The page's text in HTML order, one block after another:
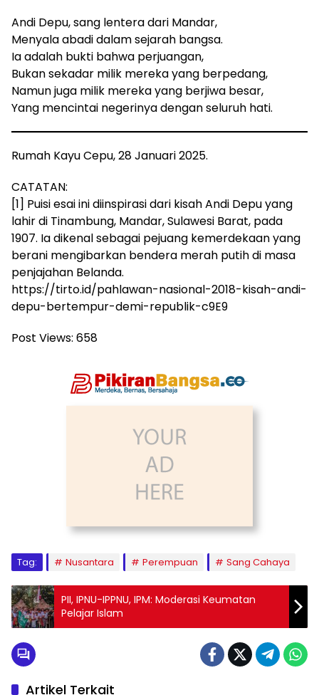
Andi Depu, sang lentera dari Mandar,
Menyala abadi dalam sejarah bangsa.
Ia adalah bukti bahwa perjuangan,
Bukan sekadar milik mereka yang berpedang,
Namun juga milik mereka yang berjiwa besar,
Yang mencintai negerinya dengan seluruh hati.
Rumah Kayu Cepu, 28 Januari 2025.
CATATAN:
[1] Puisi esai ini diinspirasi dari kisah Andi Depu yang
lahir di Tinambung, Mandar, Sulawesi Barat, pada
1907. Ia dikenal sebagai pejuang kemerdekaan yang
berani mengibarkan bendera merah putih di masa
penjajahan Belanda.
https://tirto.id/pahlawan-nasional-2018-kisah-andi-
depu-bertempur-demi-republik-c9E9
Post Views: 658
Tag: Nusantara Perempuan Sang Cahaya
PII, IPNU-IPPNU, IPM: Moderasi Keumatan
Pelajar Islam
Artikel Terkait